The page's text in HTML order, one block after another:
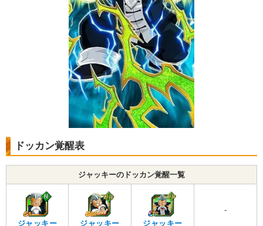
ドッカン覚醒表
ジャッキーのドッカン覚醒一覧
ジャッキー ジャッキー ジャッキー
-